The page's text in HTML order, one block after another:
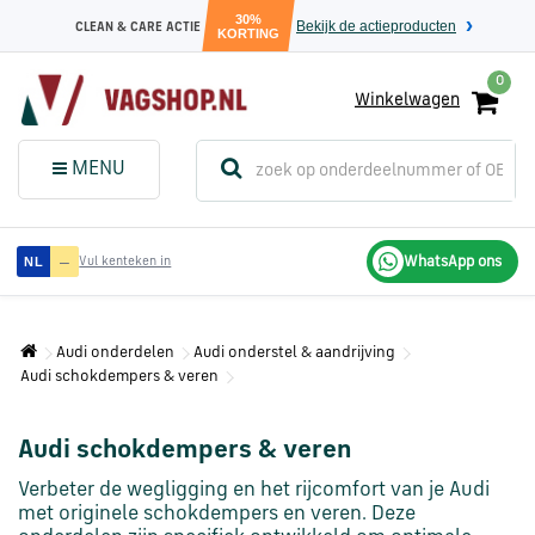
CLEAN & CARE ACTIE
30%
KORTING
Bekijk de actieproducten
0
Winkelwagen
MENU
Menu (Sluit dit
menuvenster)
Audi
onderdelen
Volkswagen
onderdelen
SEAT
onderdelen
NL — Vul kenteken in WhatsApp ons
Audi onderdelen
Audi onderstel & aandrijving
Audi schokdempers & veren
Audi schokdempers & veren
Verbeter de wegligging en het rijcomfort van je Audi
met originele schokdempers en veren. Deze